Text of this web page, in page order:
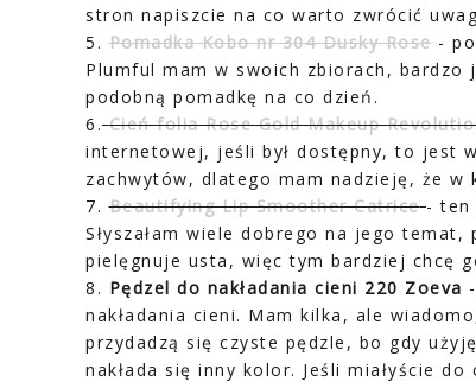
stron napiszcie na co warto zwrócić
5.Pomadka Kobo nr 304 Dusky Rose -
Plumful mam w swoich zbiorach, bardzo
podobną pomadkę na co dzień.
6. Cień folia Rose Gold Makeup
internetowej, jeśli był dostępny, to jest
zachwytów, dlatego mam nadzieję, że w
7. Beautifying Lip Smoother Catrice - ten
Słyszałam wiele dobrego na jego
pielęgnuje usta, więc tym bardziej chcę
8. Pędzel do nakładania cieni 220 Zoeva
nakładania cieni. Mam kilka, ale
przydadzą się czyste pędzle, bo gdy
nakłada się inny kolor. Jeśli miałyście